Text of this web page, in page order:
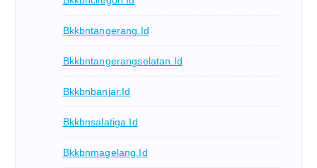
Bkkbntangerang.id
Bkkbntangerangselatan.id
Bkkbnbanjar.id
Bkkbnsalatiga.id
Bkkbnmagelang.id